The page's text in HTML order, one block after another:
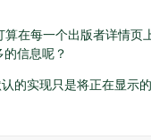
在每一个出版者详情页
信息呢？
的实现只是将正在显示